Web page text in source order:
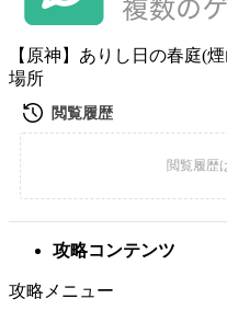
【原神】ありし日の春庭(
場所
攻略コンテンツ
攻略メニュー